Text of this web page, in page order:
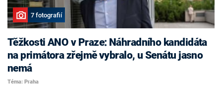
7 fotografií
Těžkosti ANO v Praze: Náhradního kandidáta
na primátora zřejmě vybralo, u Senátu jasno
nemá
Téma: Praha